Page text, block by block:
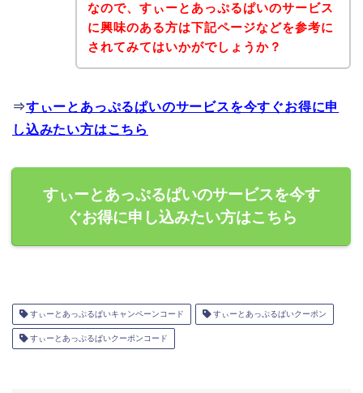
なので、すぃーとあっぷるぱいのサービス
に興味のある方は下記ページなどを参考に
されてみてはいかがでしょうか？
⇒すぃーとあっぷるぱいのサービスを今すぐお得に申
し込みたい方はこちら
すぃーとあっぷるぱいのサービスを今す
ぐお得に申し込みたい方はこちら
すぃーとあっぷるぱいキャンペーンコード すぃーとあっぷるぱいクーポン
すぃーとあっぷるぱいクーポンコード